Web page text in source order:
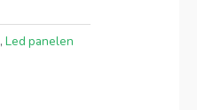
,Led panelen